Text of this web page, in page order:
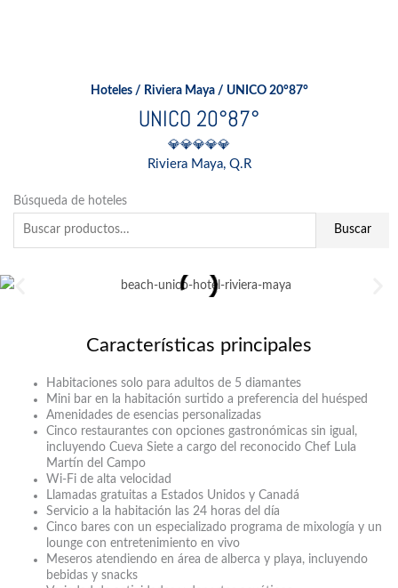
Hoteles/ Riviera Maya/ UNICO 20°87°
UNICO 20°87°
💎💎💎💎💎
Riviera Maya, Q.R
Búsqueda de hoteles
Buscar
por:
Buscar
Características principales
Habitaciones solo para adultos de 5 diamantes
Mini bar en la habitación surtido a preferencia del huésped
Amenidades de esencias personalizadas
Cinco restaurantes con opciones gastronómicas sin igual,
incluyendo Cueva Siete a cargo del reconocido Chef Lula
Martín del Campo
Wi-Fi de alta velocidad
Llamadas gratuitas a Estados Unidos y Canadá
Servicio a la habitación las 24 horas del día
Cinco bares con un especializado programa de mixología y un
lounge con entretenimiento en vivo
Meseros atendiendo en área de alberca y playa, incluyendo
bebidas y snacks